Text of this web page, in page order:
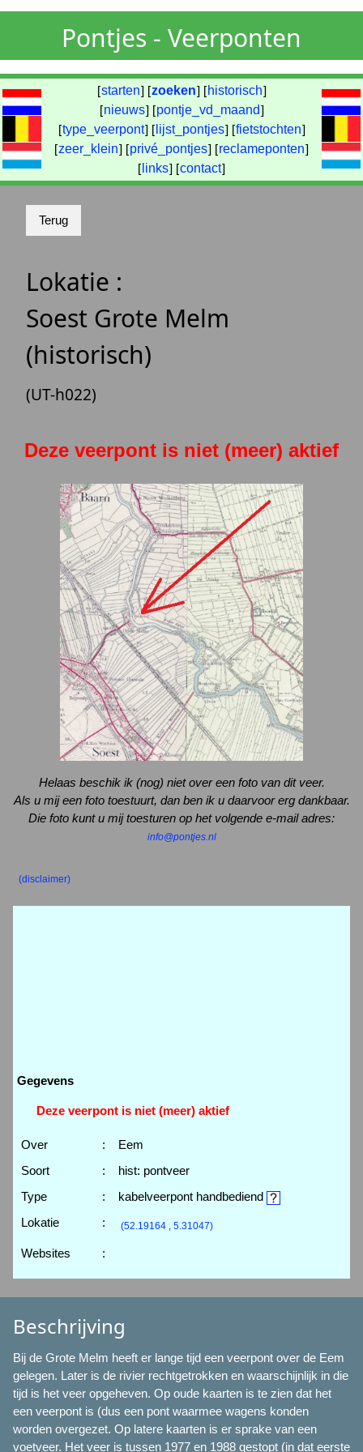
Pontjes - Veerponten
[starten] [zoeken] [ historisch]
[nieuws] [pontje_vd_maand]
[type_veerpont] [ lijst_pontjes] [fietstochten]
[zeer_klein] [privé_pontjes] [reclameponten]
[ links] [contact]
Lokatie :
Soest Grote Melm
(historisch)
(UT-h022)
Deze veerpont is niet (meer) aktief
Helaas beschik ik (nog) niet over een foto van dit veer.
Als u mij een foto toestuurt, dan ben ik u daarvoor erg dankbaar.
Die foto kunt u mij toesturen op het volgende e-mail adres:
info@pontjes.nl
(disclaimer)
Gegevens
Deze veerpont is niet (meer) aktief
Over :
Eem
Soort
:
hist: pontveer
Type
:
kabelveerpont handbediend
Lokatie
: (52.19164 , 5.31047)
Websites :
Beschrijving
Bij de Grote Melm heeft er lange tijd een veerpont over de Eem
gelegen. Later is de rivier rechtgetrokken en waarschijnlijk in die
tijd is het veer opgeheven. Op oude kaarten is te zien dat het
een veerpont is (dus een pont waarmee wagens konden
worden overgezet. Op latere kaarten is er sprake van een
voetveer. Het veer is tussen 1977 en 1988 gestopt (in dat eerste